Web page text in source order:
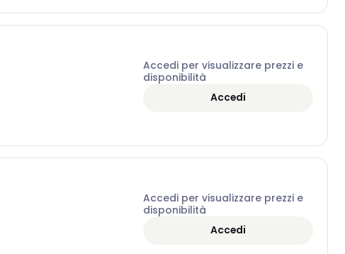
Accedi per visualizzare prezzi e
disponibilità
Accedi
Accedi per visualizzare prezzi e
disponibilità
Accedi